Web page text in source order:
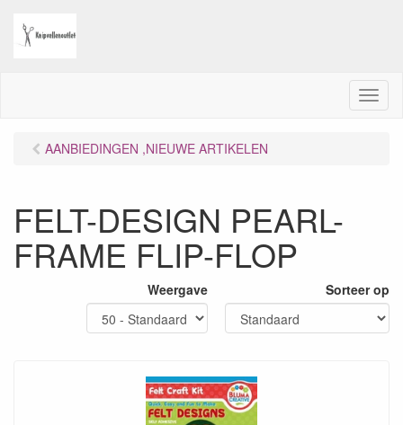
M
e
AANBIEDINGEN ,NIEUWE ARTIKELEN
FELT-DESIGN PEARL-
FRAME FLIP-FLOP
Weergave Sorteer op